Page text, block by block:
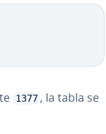
1377 , la tabla se